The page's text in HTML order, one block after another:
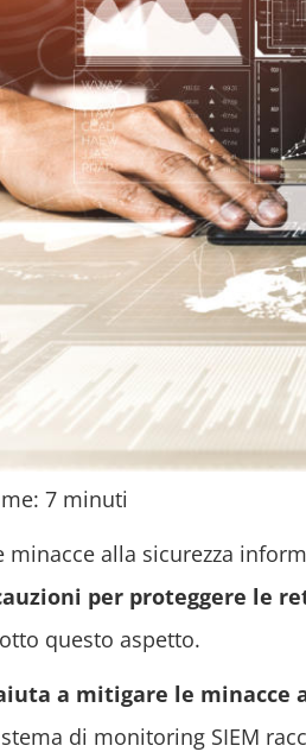
7 minuti
minacce alla sicurezza
per proteggere le
questo aspetto.
a mitigare le minacce
di monitoring SIEM